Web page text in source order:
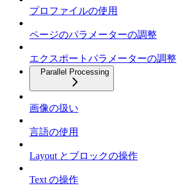
プロファイルの使用
ページのパラメーターの調整
エクスポートパラメーターの調整
Parallel Processing
画像の扱い
言語の使用
Layout とブロックの操作
Text の操作